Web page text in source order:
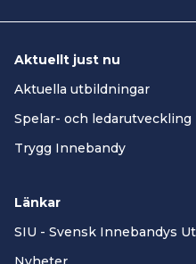
Aktuellt just nu
Aktuella utbildningar
Spelar- och ledarutveckling
Trygg Innebandy
Länkar
SIU - Svensk Innebandys